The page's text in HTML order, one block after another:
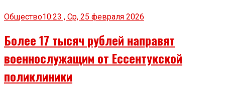
Общество10:23 , Ср, 25 февраля 2026
Более 17 тысяч рублей направят
военнослужащим от Ессентукской
поликлиники